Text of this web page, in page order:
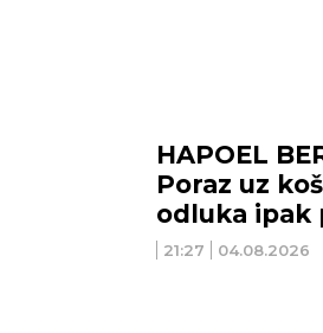
21:27 04.08.2026
HAPOEL
Poraz uz
odluka ipak